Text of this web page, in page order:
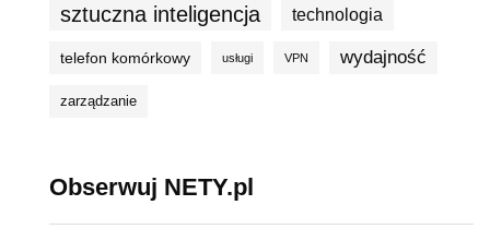
sztuczna inteligencja technologia
telefon komórkowy usługi VPN wydajność
zarządzanie
Obserwuj NETY.pl